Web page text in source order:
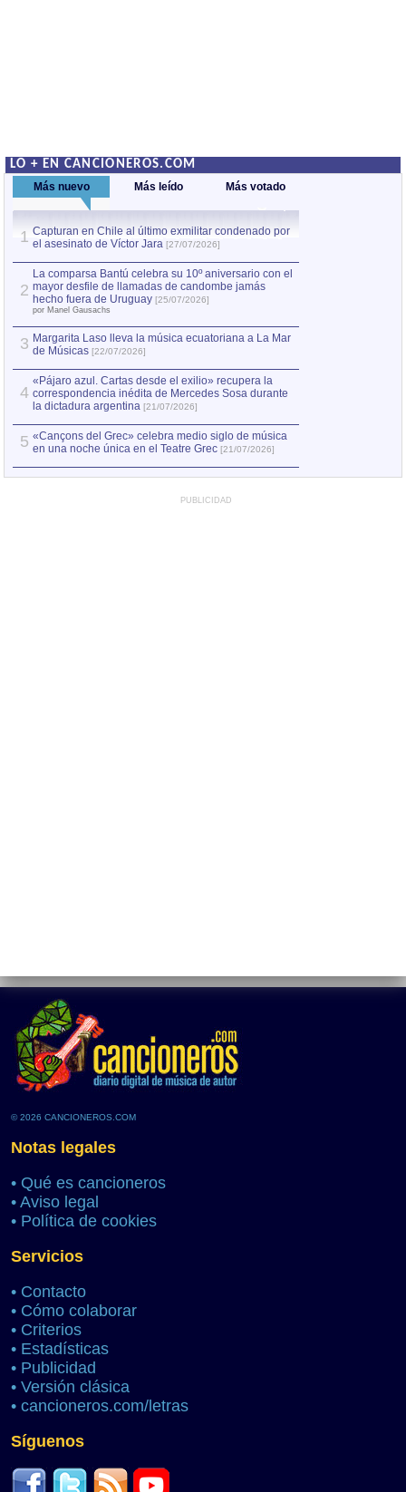
LO + EN CANCIONEROS.COM
Más nuevo Más leído Más votado
1 Capturan en Chile al último exmilitar condenado por
el asesinato de Víctor Jara [27/07/2026]
2
La comparsa Bantú celebra su 10º aniversario con el
mayor desfile de llamadas de candombe jamás
hecho fuera de Uruguay [25/07/2026]
por Manel Gausachs
3 Margarita Laso lleva la música ecuatoriana a La Mar
de Músicas [22/07/2026]
4
«Pájaro azul. Cartas desde el exilio» recupera la
correspondencia inédita de Mercedes Sosa durante
la dictadura argentina [21/07/2026]
5 «Cançons del Grec» celebra medio siglo de música
en una noche única en el Teatre Grec [21/07/2026]
PUBLICIDAD
© 2026 CANCIONEROS.COM
Notas legales
• Qué es cancioneros
• Aviso legal
• Política de cookies
Servicios
• Contacto
• Cómo colaborar
• Criterios
• Estadísticas
• Publicidad
• Versión clásica
• cancioneros.com/letras
Síguenos